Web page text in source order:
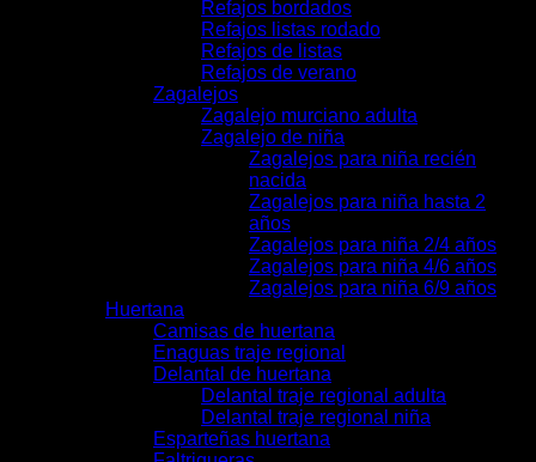
Refajos bordados
Refajos listas rodado
Refajos de listas
Refajos de verano
Zagalejos
Zagalejo murciano adulta
Zagalejo de niña
Zagalejos para niña recién
nacida
Zagalejos para niña hasta 2
años
Zagalejos para niña 2/4 años
Zagalejos para niña 4/6 años
Zagalejos para niña 6/9 años
Huertana
Camisas de huertana
Enaguas traje regional
Delantal de huertana
Delantal traje regional adulta
Delantal traje regional niña
Esparteñas huertana